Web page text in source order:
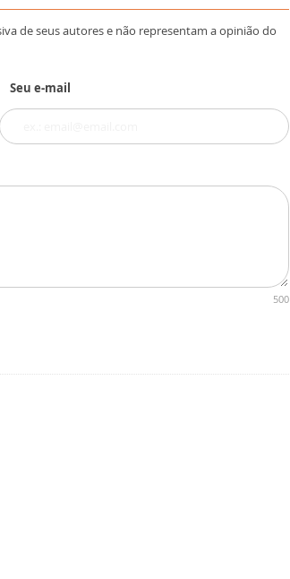
de seus autores e não representam a opinião do
Seu e-mail
500